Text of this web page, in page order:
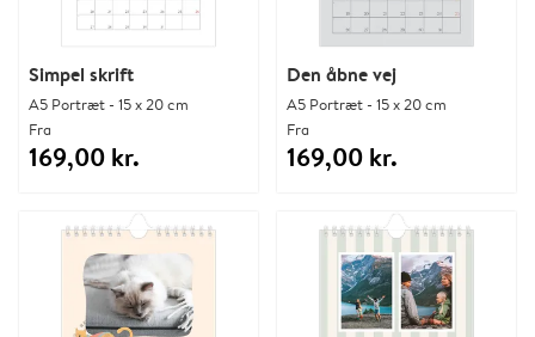
Simpel skrift
A5 Portræt - 15 x 20 cm
Fra
169,00 kr.
Den åbne vej
A5 Portræt - 15 x 20 cm
Fra
169,00 kr.